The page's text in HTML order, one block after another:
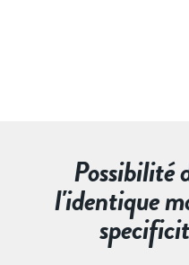
Possibilité
l'identique